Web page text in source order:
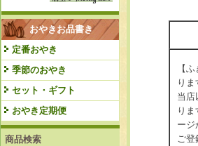
おやきお品書き
定番おやき
季節のおやき
セット・ギフト
おやき定期便
商品検索
【
りま
当店
り
ージ
ご